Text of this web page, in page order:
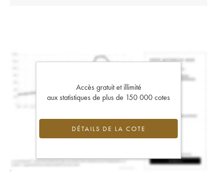
Accès gratuit et illimité
aux statistiques de plus de 150 000 cotes
DÉTAILS DE LA COTE